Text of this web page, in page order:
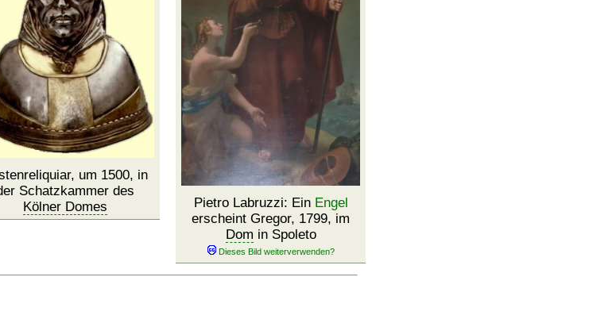
Pietro Labruzzi: Ein Engel
erscheint Gregor, 1799, im
Dom in Spoleto
um 1500, in
Schatzkammer des
Kölner Domes